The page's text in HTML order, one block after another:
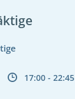
17:00 - 22:45